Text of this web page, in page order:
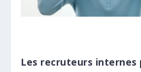
Les recruteurs internes